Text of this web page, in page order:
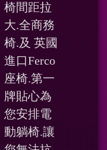
椅間距拉
大.全商務
椅.及 英國
進口Ferco
座椅.第一
牌貼心為
您安排電
動躺椅.讓